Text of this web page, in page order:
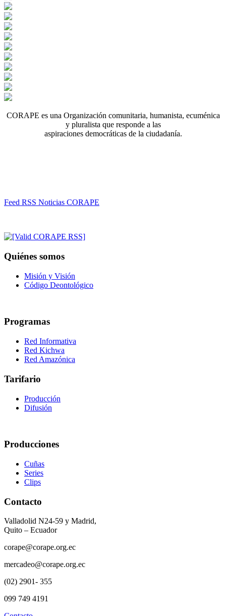
CORAPE es una Organización comunitaria, humanista, ecuménica
y pluralista que responde a las
aspiraciones democráticas de la ciudadanía.
Feed RSS Noticias CORAPE
Quiénes somos
Misión y Visión
Código Deontológico
Programas
Red Informativa
Red Kichwa
Red Amazónica
Tarifario
Producción
Difusión
Producciones
Cuñas
Series
Clips
Contacto
Valladolid N24-59 y Madrid,
Quito – Ecuador
corape@corape.org.ec
mercadeo@corape.org.ec
(02) 2901- 355
099 749 4191